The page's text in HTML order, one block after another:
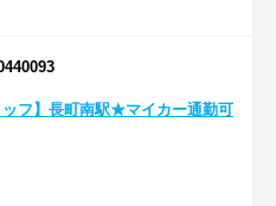
ッフ】長町南駅★マイカー通勤可